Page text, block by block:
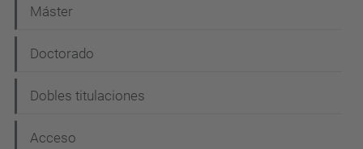
v
g
a
Máster
Doctorado
Dobles titulaciones
Acceso